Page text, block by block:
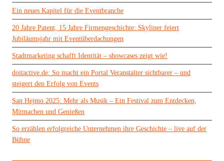
Ein neues Kapitel für die Eventbranche
20 Jahre Patent, 15 Jahre Firmengeschichte: Skyliner feiert
Jubiläumsjahr mit Eventüberdachungen
Stadtmarketing schafft Identität – showcases zeigt wie!
doitactive.de: So macht ein Portal Veranstalter sichtbarer – und
steigert den Erfolg von Events
San Hejmo 2025: Mehr als Musik – Ein Festival zum Entdecken,
Mitmachen und Genießen
So erzählen erfolgreiche Unternehmen ihre Geschichte – live auf der
Bühne